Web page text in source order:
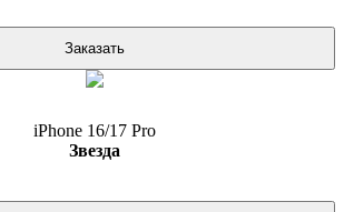
Заказать
iPhone 16/17 Pro
Звезда